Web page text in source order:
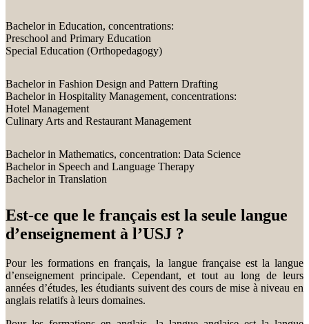
Bachelor in Education, concentrations:
Preschool and Primary Education
Special Education (Orthopedagogy)
Bachelor in Fashion Design and Pattern Drafting
Bachelor in Hospitality Management, concentrations:
Hotel Management
Culinary Arts and Restaurant Management
Bachelor in Mathematics, concentration: Data Science
Bachelor in Speech and Language Therapy
Bachelor in Translation
Est-ce que le français est la seule langue
d’enseignement à l’USJ ?
Pour les formations en français, la langue française est la langue
d’enseignement principale. Cependant, et tout au long de leurs
années d’études, les étudiants suivent des cours de mise à niveau en
anglais relatifs à leurs domaines.